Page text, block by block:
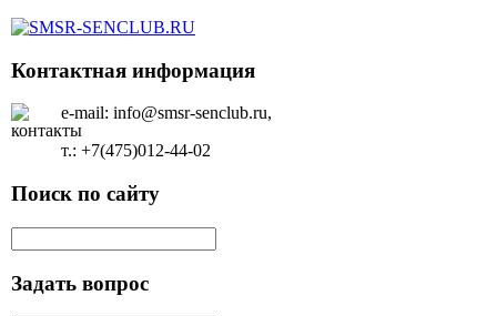
Контактная информация
e-mail: info@smsr-senclub.ru,
т.: +7(475)012-44-02
Поиск по сайту
Задать вопрос